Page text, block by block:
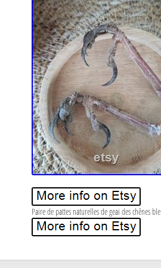
Paire de pattes naturelles de geai des chênes